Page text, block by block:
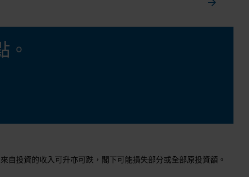
。
自投資的收入可升亦可跌，閣下可能損失部分或全部原投資額。